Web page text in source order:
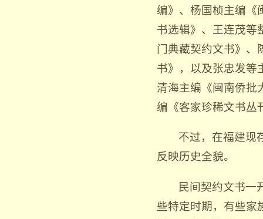
编》、杨国桢主编《
书选辑》、王连茂等
门典藏契约文书》、
书》，以及张忠发等
清海主编《闽南侨批
编《客家珍稀文书丛
不过，在福建现
反映历史全貌。
民间契约文书一
些特定时期，有些家